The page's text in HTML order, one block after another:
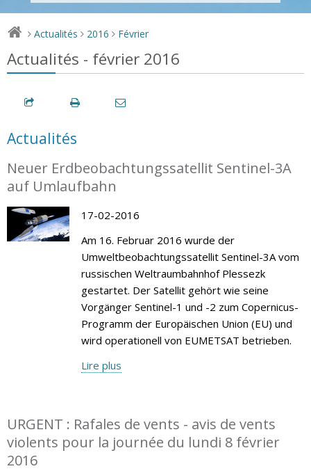
> Actualités > 2016 > Février
Actualités - février 2016
Actualités
Neuer Erdbeobachtungssatellit Sentinel-3A
auf Umlaufbahn
17-02-2016
Am 16. Februar 2016 wurde der
Umweltbeobachtungssatellit Sentinel-3A vom
russischen Weltraumbahnhof Plessezk
gestartet. Der Satellit gehört wie seine
Vorgänger Sentinel-1 und -2 zum Copernicus-
Programm der Europäischen Union (EU) und
wird operationell von EUMETSAT betrieben.
Lire plus
URGENT : Rafales de vents - avis de vents
violents pour la journée du lundi 8 février
2016